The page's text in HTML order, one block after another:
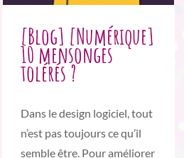
[Blog] [Numérique]
10 mensonges
tolérés ?
Dans le design logiciel, tout
n’est pas toujours ce qu’il
semble être. Pour améliorer